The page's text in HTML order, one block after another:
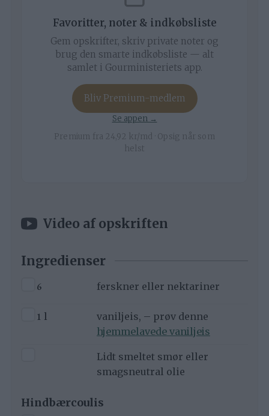
Favoritter, noter & indkøbsliste
Gem opskrifter, skriv private noter og
brug den smarte indkøbsliste — alt
samlet i Gourministeriets app.
Bliv Premium-medlem
Se appen →
Premium fra 24,92 kr/md · Opsig når som
helst
Video af opskriften
Ingredienser
▢
6 ferskner eller nektariner
▢
1 l
vaniljeis, – prøv denne
hjemmelavede vaniljeis
Lidt smeltet smør eller
smagsneutral olie
Hindbærcoulis